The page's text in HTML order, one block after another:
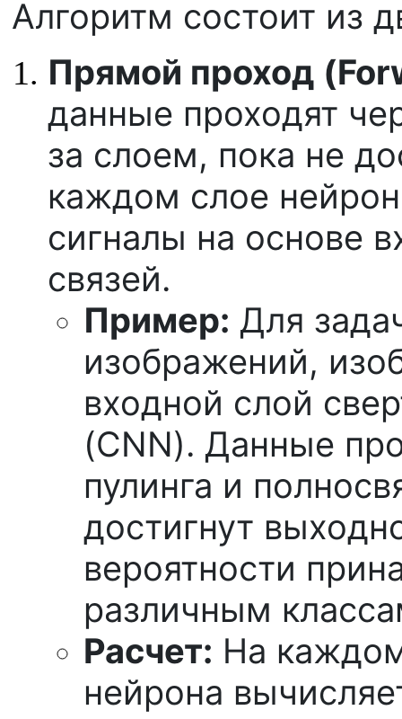
Алгоритм состоит из
Прямой проход
данные проходят
за слоем, пока не
каждом слое
сигналы на основе
связей.
Пример: Для
изображений,
входной слой
(CNN). Данные
пулинга и
достигнут
вероятности
различным
Расчет: На
нейрона